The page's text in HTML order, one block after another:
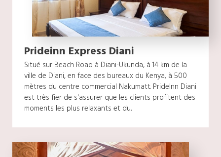
Prideinn Express Diani
Situé sur Beach Road à Diani-Ukunda, à 14 km de la
ville de Diani, en face des bureaux du Kenya, à 500
mètres du centre commercial Nakumatt. PrideInn Diani
est très fier de s'assurer que les clients profitent des
moments les plus relaxants et du...